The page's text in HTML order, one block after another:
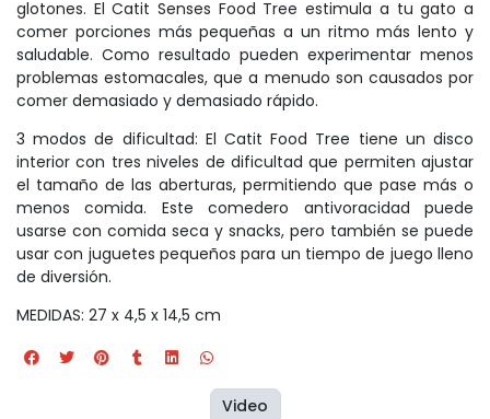
glotones. El Catit Senses Food Tree estimula a tu gato a
comer porciones más pequeñas a un ritmo más lento y
saludable. Como resultado pueden experimentar menos
problemas estomacales, que a menudo son causados por
comer demasiado y demasiado rápido.
3 modos de dificultad: El Catit Food Tree tiene un disco
interior con tres niveles de dificultad que permiten ajustar
el tamaño de las aberturas, permitiendo que pase más o
menos comida. Este comedero antivoracidad puede
usarse con comida seca y snacks, pero también se puede
usar con juguetes pequeños para un tiempo de juego lleno
de diversión.
MEDIDAS: 27 x 4,5 x 14,5 cm
Video